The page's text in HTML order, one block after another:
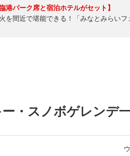
臨港パーク席と宿泊ホテルがセット】
を間近で堪能できる！「みなとみらい
・スノボゲレンデ